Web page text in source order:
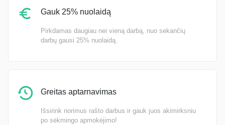
Gauk 25% nuolaidą
Pirkdamas daugiau nei vieną darbą, nuo sekančių
darbų gausi 25% nuolaidą.
Greitas aptarnavimas
Išsirink norimus rašto darbus ir gauk juos akimirksniu
po sėkmingo apmokėjimo!